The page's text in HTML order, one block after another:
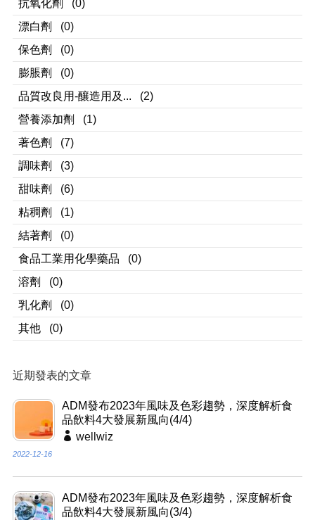
抗氧化劑
(0)
漂白劑
(0)
保色劑
(0)
膨脹劑
(0)
品質改良用-釀造用及...
(2)
營養添加劑
(1)
著色劑
(7)
調味劑
(3)
甜味劑
(6)
粘稠劑
(1)
結著劑
(0)
食品工業用化學藥品
(0)
溶劑
(0)
乳化劑
(0)
其他
(0)
近期發表的文章
ADM發布2023年風味及色彩趨勢，深度解析食
品飲料4大發展新風向(4/4)
wellwiz
2022-12-16
ADM發布2023年風味及色彩趨勢，深度解析食
品飲料4大發展新風向(3/4)